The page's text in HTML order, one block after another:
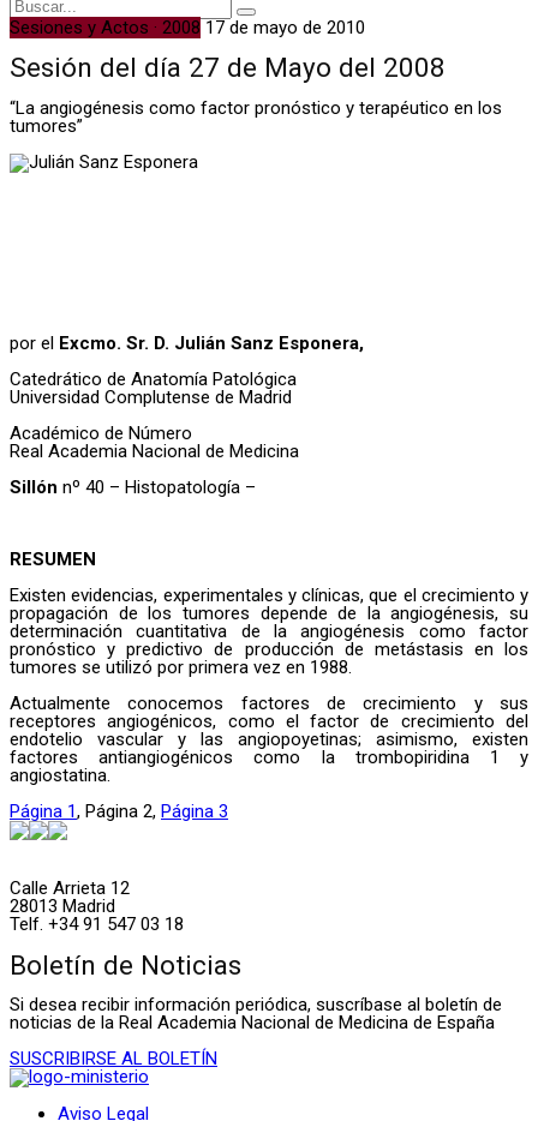
Sesiones y Actos · 2008 17 de mayo de 2010
Sesión del día 27 de Mayo del 2008
“La angiogénesis como factor pronóstico y terapéutico en los
tumores”
por el Excmo. Sr. D. Julián Sanz Esponera,
Catedrático de Anatomía Patológica
Universidad Complutense de Madrid
Académico de Número
Real Academia Nacional de Medicina
Sillón nº 40 – Histopatología –
RESUMEN
Existen evidencias, experimentales y clínicas, que el crecimiento y
propagación de los tumores depende de la angiogénesis, su
determinación cuantitativa de la angiogénesis como factor
pronóstico y predictivo de producción de metástasis en los
tumores se utilizó por primera vez en 1988.
Actualmente conocemos factores de crecimiento y sus
receptores angiogénicos, como el factor de crecimiento del
endotelio vascular y las angiopoyetinas; asimismo, existen
factores antiangiogénicos como la trombopiridina 1 y
angiostatina.
Página 1, Página 2, Página 3
Calle Arrieta 12
28013 Madrid
Telf. +34 91 547 03 18
Boletín de Noticias
Si desea recibir información periódica, suscríbase al boletín de
noticias de la Real Academia Nacional de Medicina de España
SUSCRIBIRSE AL BOLETÍN
Aviso Legal